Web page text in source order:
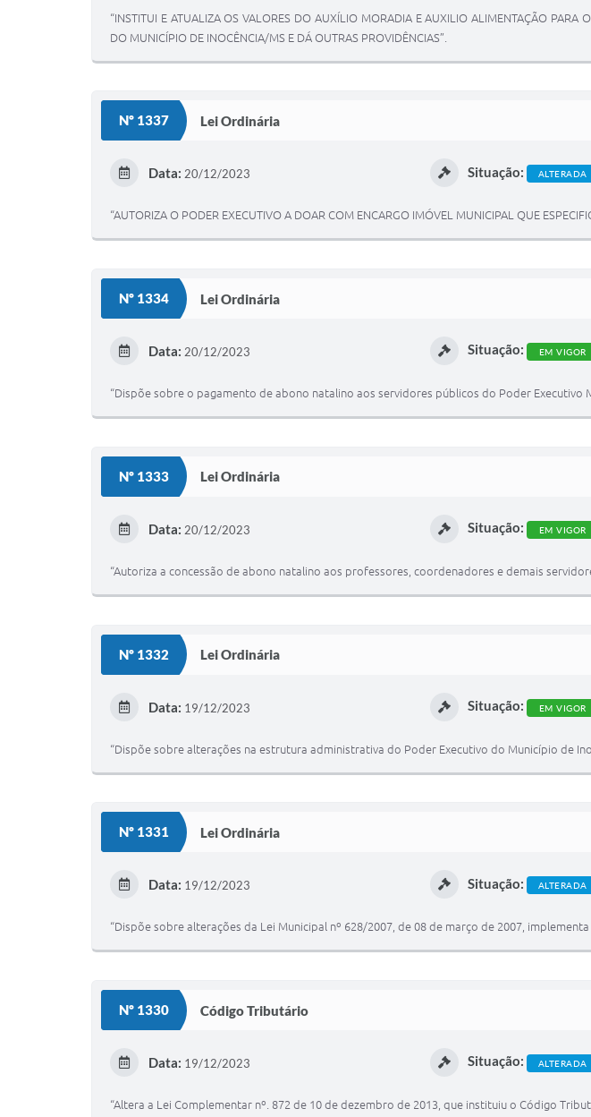
“INSTITUI E ATUALIZA OS VALORES DO AUXÍLIO MORADIA E AUXILIO ALIMENTAÇÃO
DO MUNICÍPIO DE INOCÊNCIA/MS E DÁ OUTRAS PROVIDÊNCIAS”.
Nº 1337 Lei Ordinária
Data: 20/12/2023 Situação: ALTERADA
“AUTORIZA O PODER EXECUTIVO A DOAR COM ENCARGO IMÓVEL MUNICIPAL QUE
Nº 1334 Lei Ordinária
Data: 20/12/2023 Situação: EM VIGOR
“Dispõe sobre o pagamento de abono natalino aos servidores públicos do Poder Executivo
Nº 1333 Lei Ordinária
Data: 20/12/2023 Situação: EM VIGOR
“Autoriza a concessão de abono natalino aos professores, coordenadores e demais
Nº 1332 Lei Ordinária
Data: 19/12/2023 Situação: EM VIGOR
“Dispõe sobre alterações na estrutura administrativa do Poder Executivo do Município de
Nº 1331 Lei Ordinária
Data: 19/12/2023 Situação: ALTERADA
“Dispõe sobre alterações da Lei Municipal nº 628/2007, de 08 de março de 2007,
Nº 1330 Código Tributário
Data: 19/12/2023 Situação: ALTERADA
“Altera a Lei Complementar nº. 872 de 10 de dezembro de 2013, que instituiu o Código